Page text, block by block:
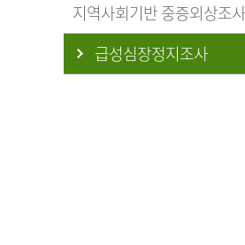
지역사회기반 중증외상조사
급성심장정지조사